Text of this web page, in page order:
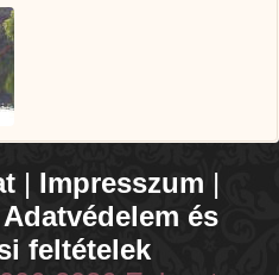
| Impresszum |
Adatvédelem és
feltételek